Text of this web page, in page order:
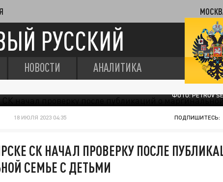
РУССКИЙ
НОВОСТИ АНАЛИТИКА
ФОТО: PETROV
18 ИЮЛЯ 2023 04:35 ПОДПИШИТЕСЬ:
СК НАЧАЛ ПРОВЕРКУ ПОСЛЕ
СЕМЬЕ С ДЕТЬМИ